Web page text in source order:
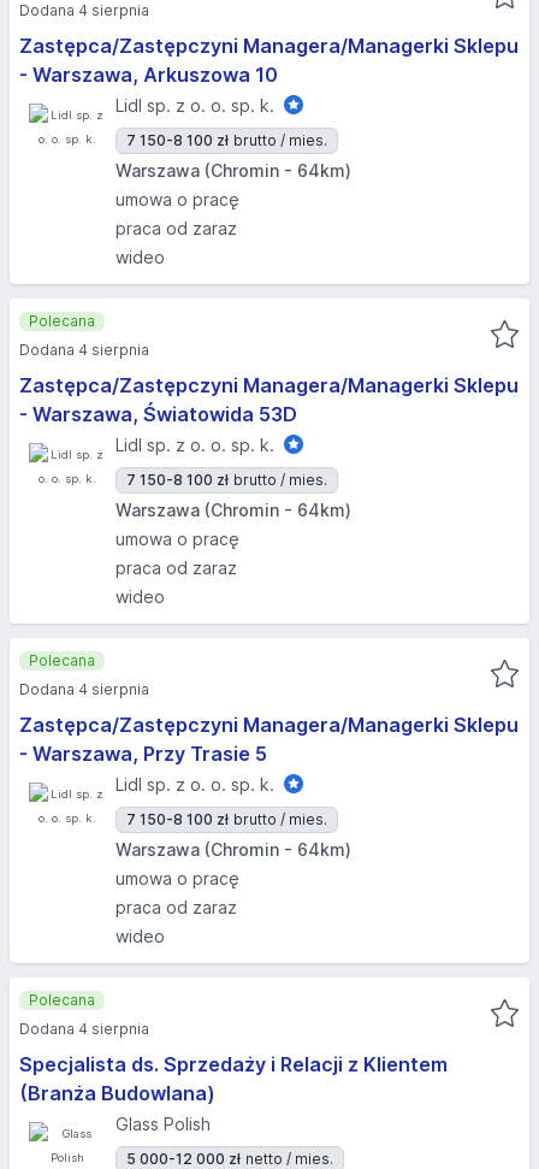
Zastępca/Zastępczyni Managera/Managerki Sklepu
- Warszawa, Arkuszowa 10
Lidl sp. z o. o. sp. k.
7 150-8 100 zł brutto / mies.
Warszawa (Chromin - 64km)
umowa o pracę
praca od zaraz
wideo
Dodana 4 sierpnia
Zastępca/Zastępczyni Managera/Managerki Sklepu
- Warszawa, Światowida 53D
Lidl sp. z o. o. sp. k.
7 150-8 100 zł brutto / mies.
Warszawa (Chromin - 64km)
umowa o pracę
praca od zaraz
wideo
Polecana
Dodana 4 sierpnia
Zastępca/Zastępczyni Managera/Managerki Sklepu
- Warszawa, Przy Trasie 5
Lidl sp. z o. o. sp. k.
7 150-8 100 zł brutto / mies.
Warszawa (Chromin - 64km)
umowa o pracę
praca od zaraz
wideo
Polecana
Dodana 4 sierpnia
Specjalista ds. Sprzedaży i Relacji z Klientem
(Branża Budowlana)
Glass Polish
5 000-12 000 zł netto / mies.
Polecana
Dodana 4 sierpnia